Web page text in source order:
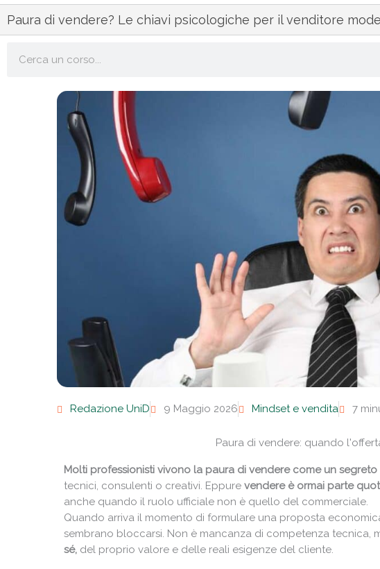
Paura di vendere? Le chiavi psicologiche per il venditore
Redazione UniD 9 Maggio 2026 Mindset e vendita 7
Paura di vendere: quando
Molti professionisti vivono la paura di vendere come un
tecnici, consulenti o creativi. Eppure vendere è ormai parte
anche quando il ruolo ufficiale non è quello del commerciale.
Quando arriva il momento di formulare una proposta
sembrano bloccarsi. Non è mancanza di competenza tecnica,
sé, del proprio valore e delle reali esigenze del cliente.